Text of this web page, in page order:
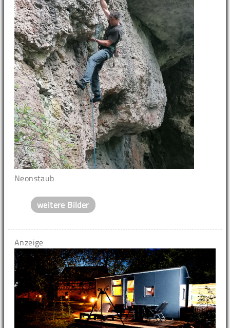
Neonstaub
weitere Bilder
Anzeige